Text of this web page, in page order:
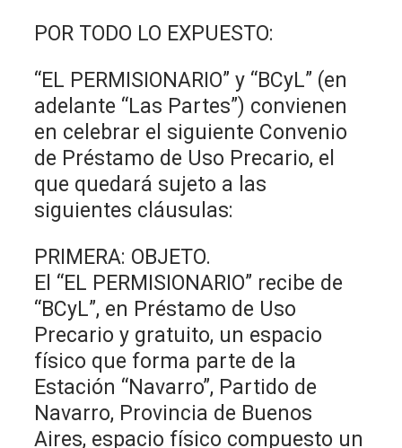
POR TODO LO EXPUESTO:
“EL PERMISIONARIO” y “BCyL” (en
adelante “Las Partes”) convienen
en celebrar el siguiente Convenio
de Préstamo de Uso Precario, el
que quedará sujeto a las
siguientes cláusulas:
PRIMERA: OBJETO.
El “EL PERMISIONARIO” recibe de
“BCyL”, en Préstamo de Uso
Precario y gratuito, un espacio
físico que forma parte de la
Estación “Navarro”, Partido de
Navarro, Provincia de Buenos
Aires, espacio físico compuesto un